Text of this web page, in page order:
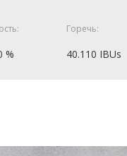
WLP001
ячмень)
Горечь:
% 40.110 IBUs